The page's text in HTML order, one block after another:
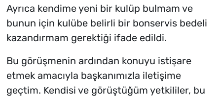
Ayrıca kendime yeni bir kulüp bulmam ve
bunun için kulübe belirli bir bonservis bedeli
kazandırmam gerektiği ifade edildi.
Bu görüşmenin ardından konuyu istişare
etmek amacıyla başkanımızla iletişime
geçtim. Kendisi ve görüştüğüm yetkililer, bu